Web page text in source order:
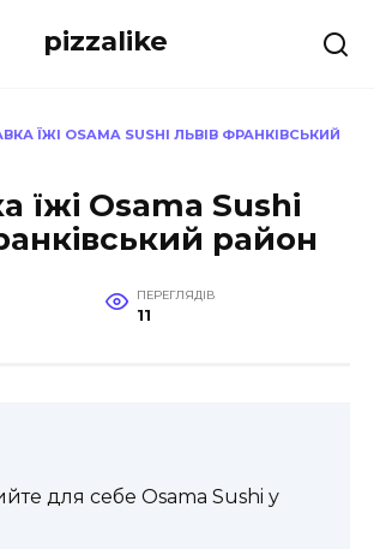
pizzalike
ЇЖІ OSAMA SUSHI ЛЬВІВ ФРАНКІВСЬКИЙ
їжі Osama Sushi
район
ПЕРЕГЛЯДІВ
11
для себе Osama Sushi у